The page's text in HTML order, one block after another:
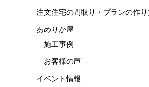
注文住宅の間取り・プランの作り
あめりか屋
施工事例
お客様の声
イベント情報